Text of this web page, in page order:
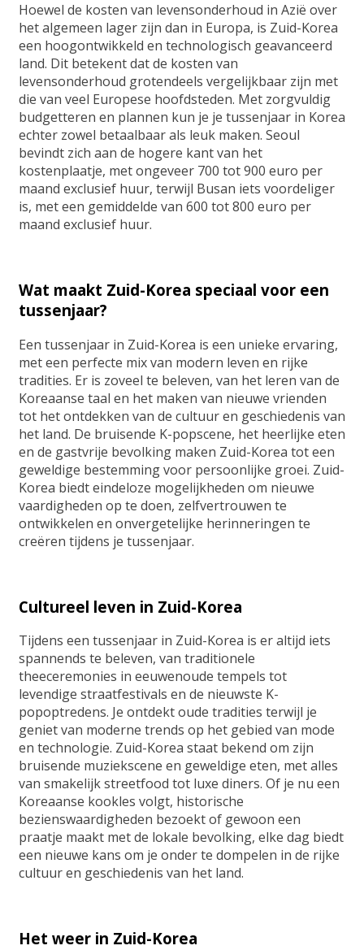
Hoewel de kosten van levensonderhoud in Azië over
het algemeen lager zijn dan in Europa, is Zuid-Korea
een hoogontwikkeld en technologisch geavanceerd
land. Dit betekent dat de kosten van
levensonderhoud grotendeels vergelijkbaar zijn met
die van veel Europese hoofdsteden. Met zorgvuldig
budgetteren en plannen kun je je tussenjaar in Korea
echter zowel betaalbaar als leuk maken. Seoul
bevindt zich aan de hogere kant van het
kostenplaatje, met ongeveer 700 tot 900 euro per
maand exclusief huur, terwijl Busan iets voordeliger
is, met een gemiddelde van 600 tot 800 euro per
maand exclusief huur.
Wat maakt Zuid-Korea speciaal voor een
tussenjaar?
Een tussenjaar in Zuid-Korea is een unieke ervaring,
met een perfecte mix van modern leven en rijke
tradities. Er is zoveel te beleven, van het leren van de
Koreaanse taal en het maken van nieuwe vrienden
tot het ontdekken van de cultuur en geschiedenis van
het land. De bruisende K-popscene, het heerlijke eten
en de gastvrije bevolking maken Zuid-Korea tot een
geweldige bestemming voor persoonlijke groei. Zuid-
Korea biedt eindeloze mogelijkheden om nieuwe
vaardigheden op te doen, zelfvertrouwen te
ontwikkelen en onvergetelijke herinneringen te
creëren tijdens je tussenjaar.
Cultureel leven in Zuid-Korea
Tijdens een tussenjaar in Zuid-Korea is er altijd iets
spannends te beleven, van traditionele
theeceremonies in eeuwenoude tempels tot
levendige straatfestivals en de nieuwste K-
popoptredens. Je ontdekt oude tradities terwijl je
geniet van moderne trends op het gebied van mode
en technologie. Zuid-Korea staat bekend om zijn
bruisende muziekscene en geweldige eten, met alles
van smakelijk streetfood tot luxe diners. Of je nu een
Koreaanse kookles volgt, historische
bezienswaardigheden bezoekt of gewoon een
praatje maakt met de lokale bevolking, elke dag biedt
een nieuwe kans om je onder te dompelen in de rijke
cultuur en geschiedenis van het land.
Het weer in Zuid-Korea